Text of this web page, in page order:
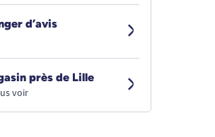
d’avis
près de Lille
voir